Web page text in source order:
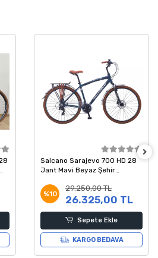
Salcano Sarajevo 700 HD 28
Jant Mavi Beyaz Şehir
%10
29.250,00 TL
26.325,00 TL
Sepete Ekle
KARGO BEDAVA